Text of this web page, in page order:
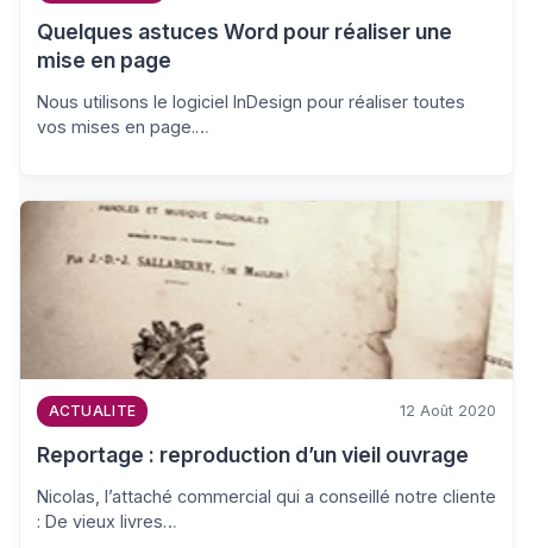
Quelques astuces Word pour réaliser une
mise en page
Nous utilisons le logiciel InDesign pour réaliser toutes
vos mises en page.…
ACTUALITE 12 Août 2020
Reportage : reproduction d’un vieil ouvrage
Nicolas, l’attaché commercial qui a conseillé notre cliente
: De vieux livres…